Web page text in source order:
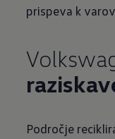
prispeva k
Področje